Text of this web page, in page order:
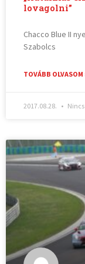
lovagolni”
Chacco Blue II
Szabolcs
TOVÁBB OLVASOM
2017.08.28.